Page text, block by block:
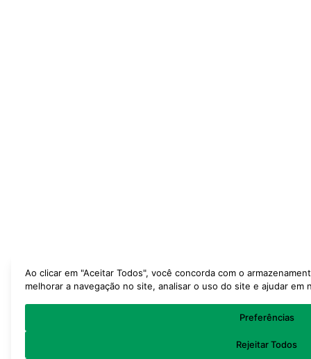
Ao clicar em "Aceitar Todos", você concorda com o
melhorar a navegação no site, analisar o uso do site e ajudar
Preferências
Rejeitar Todos